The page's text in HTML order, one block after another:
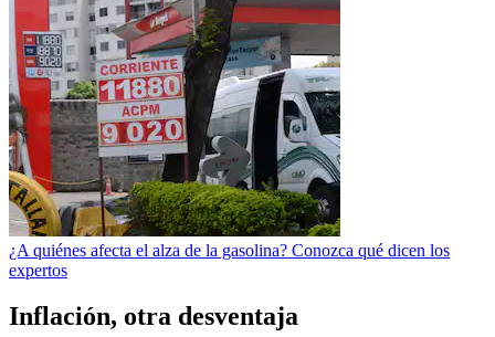
¿A quiénes afecta el alza de la gasolina? Conozca qué dicen los
expertos
Inflación, otra desventaja